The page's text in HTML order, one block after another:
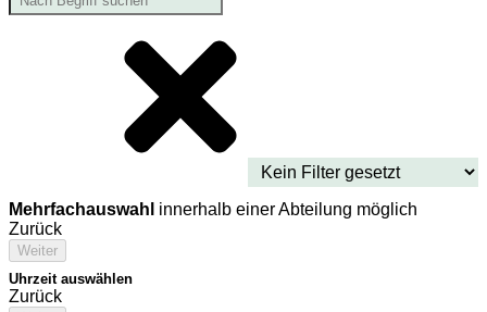
Mehrfachauswahl innerhalb einer Abteilung möglich
Zurück
Weiter
Uhrzeit auswählen
Zurück